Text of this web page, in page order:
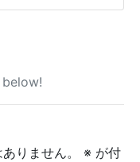
りません。 ※ が付